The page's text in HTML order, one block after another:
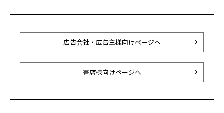
広告会社・広告主様向けページへ
書店様向けページへ